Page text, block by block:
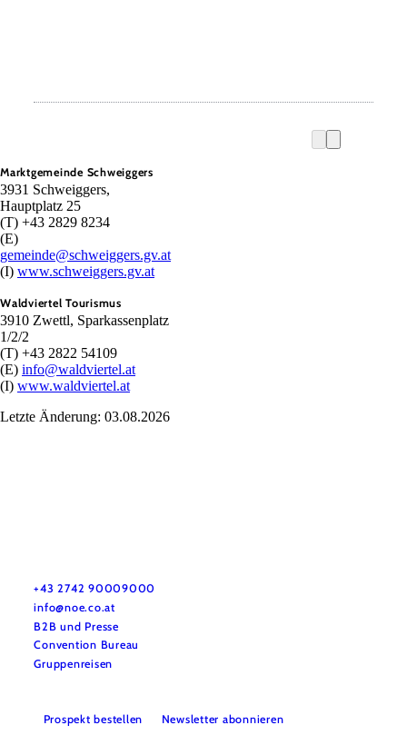
Marktgemeinde Schweiggers
3931 Schweiggers,
Hauptplatz 25
(T) +43 2829 8234
(E)
gemeinde@schweiggers.gv.at
(I) www.schweiggers.gv.at
Waldviertel Tourismus
3910 Zwettl, Sparkassenplatz
1/2/2
(T) +43 2822 54109
(E) info@waldviertel.at
(I) www.waldviertel.at
Letzte Änderung: 03.08.2026
+43 2742 90009000
info@noe.co.at
B2B und Presse
Convention Bureau
Gruppenreisen
Prospekt bestellen Newsletter abonnieren